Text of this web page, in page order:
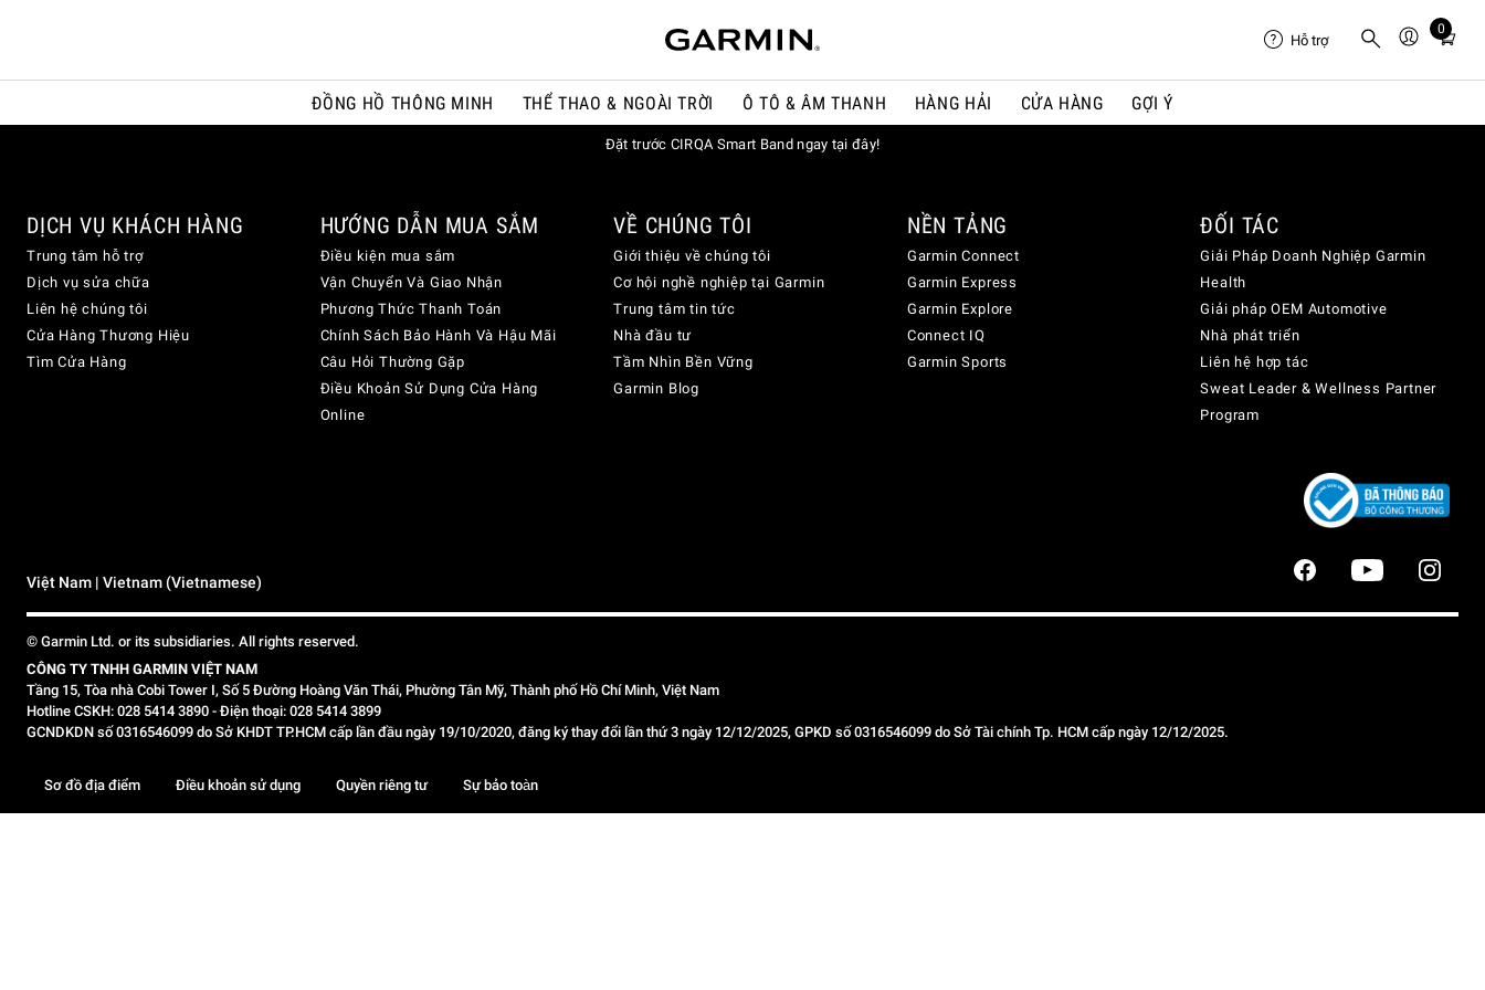
ĐỒNG HỒ THÔNG MINH THỂ THAO & NGOÀI TRỜI Ô TÔ & ÂM THANH HÀNG HẢI CỬA HÀNG GỢI Ý
Hỗ trợ
0
Total
in
Đặt trước CIRQA Smart Band ngay tại đây!
DỊCH VỤ KHÁCH HÀNG
Trung tâm hỗ trợ
Dịch vụ sửa chữa
Liên hệ chúng tôi
Cửa Hàng Thương Hiệu
Tìm Cửa Hàng
HƯỚNG DẪN MUA SẮM
Điều kiện mua sắm
Vận Chuyển Và Giao Nhận
Phương Thức Thanh Toán
Chính Sách Bảo Hành Và Hậu Mãi
Câu Hỏi Thường Gặp
Điều Khoản Sử Dụng Cửa Hàng
Online
VỀ CHÚNG TÔI
Giới thiệu về chúng tôi
Cơ hội nghề nghiệp tại Garmin
Trung tâm tin tức
Nhà đầu tư
Tầm Nhìn Bền Vững
Garmin Blog
NỀN TẢNG
Garmin Connect
Garmin Express
Garmin Explore
Connect IQ
Garmin Sports
ĐỐI TÁC
Giải Pháp Doanh Nghiệp Garmin
Health
Giải pháp OEM Automotive
Nhà phát triển
Liên hệ hợp tác
Sweat Leader & Wellness Partner
Program
Việt Nam | Vietnam (Vietnamese)
© Garmin Ltd. or its subsidiaries. All rights reserved.
CÔNG TY TNHH GARMIN VIỆT NAM
Tầng 15, Tòa nhà Cobi Tower I, Số 5 Đường Hoàng Văn Thái, Phường Tân Mỹ, Thành phố Hồ Chí Minh, Việt Nam
Hotline CSKH: 028 5414 3890 - Điện thoại: 028 5414 3899
GCNDKDN số 0316546099 do Sở KHDT TP.HCM cấp lần đầu ngày 19/10/2020, đăng ký thay đổi lần thứ 3 ngày 12/12/2025, GPKD số 0316546099 do Sở Tài chính Tp. HCM cấp ngày 12/12/2025.
Sơ đồ địa điểm Điều khoản sử dụng Quyền riêng tư Sự bảo toàn